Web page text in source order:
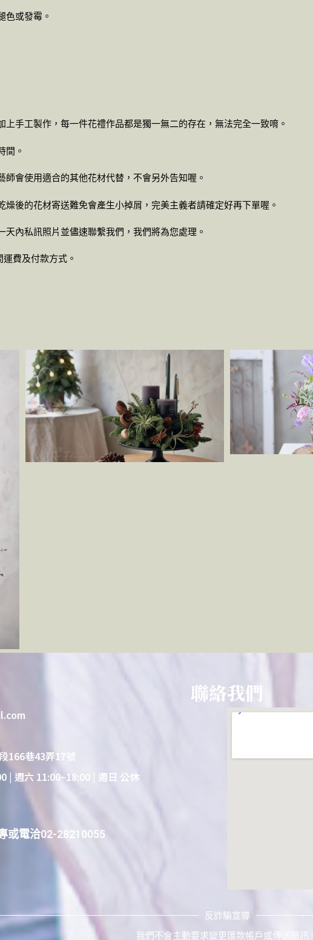
色或發霉。
手工製作，每一件花禮作品都是獨一無二的存在，無法完全一致唷。
間。
會使用適合的其他花材代替，不會另外告知喔。
後的花材寄送難免會產生小掉屑，完美主義者請確定好再下單喔。
內私訊照片並儘速聯繫我們，我們將為您處理。
費及付款方式。
聯絡我們
166巷43弄17號
| 週六 11:00~18:00 | 週日 公休
或電洽02-28210055
反詐騙宣導
我們不會主動要求變更匯款帳戶或傳送簡訊。